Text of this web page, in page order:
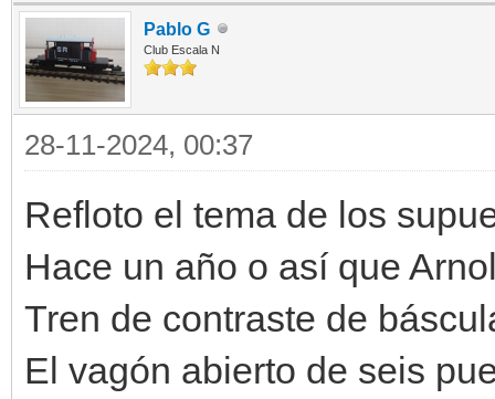
Pablo G
Club Escala N
28-11-2024, 00:37
Refloto el tema de los
Hace un año o así que
Tren de contraste de
El vagón abierto de seis